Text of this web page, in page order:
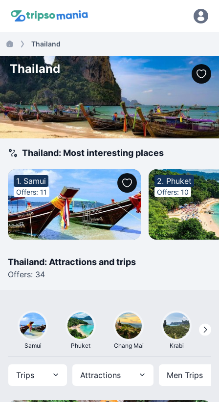
Thailand
Thailand
Thailand: Most interesting places
1. Samui
Offers: 11
2. Phuket
Offers: 10
Thailand: Attractions and trips
Offers: 34
Samui Phuket Chang Mai Krabi
Trips Attractions Men Trips